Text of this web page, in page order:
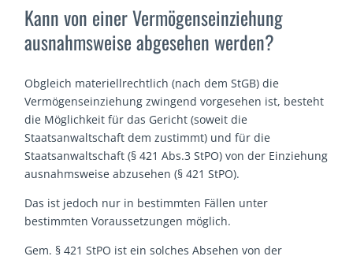
Kann von einer Vermögenseinziehung
ausnahmsweise abgesehen werden?
Obgleich materiellrechtlich (nach dem StGB) die
Vermögenseinziehung zwingend vorgesehen ist, besteht
die Möglichkeit für das Gericht (soweit die
Staatsanwaltschaft dem zustimmt) und für die
Staatsanwaltschaft (§ 421 Abs.3 StPO) von der Einziehung
ausnahmsweise abzusehen (§ 421 StPO).
Das ist jedoch nur in bestimmten Fällen unter
bestimmten Voraussetzungen möglich.
Gem. § 421 StPO ist ein solches Absehen von der